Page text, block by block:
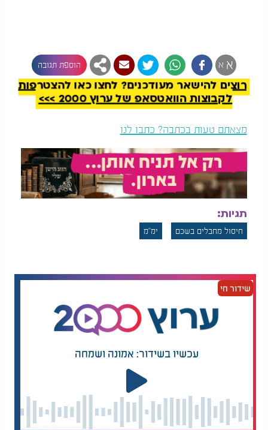
א א הוספת תגובה
רוצים להישאר מעודכנים? לחצו כאן להצטרפות
לקבוצות הוואטסאפ של ערוץ 2000 >>>
מצאתם טעות בכתבה? כתבו לנו
תגיות:
חיסול מחבלים בשכם ימ״מ
שידור חי
עכשיו בשידור: אמונה ושמחה